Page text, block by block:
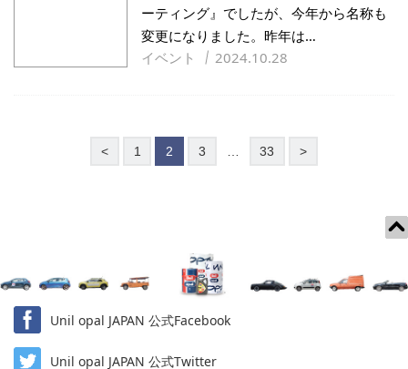
ーティング』でしたが、今年から名称も
変更になりました。昨年は…
イベント
2024.10.28
送
り
<前 1 2 3 33 次
>
Unil opal JAPAN 公式Facebook
Unil opal JAPAN 公式Twitter